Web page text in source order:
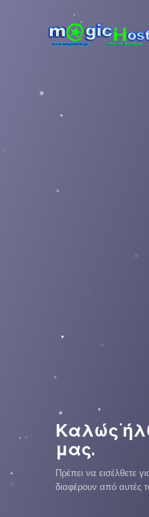
Καλώς
μας.
Πρέπει να εισέλθετε
διαφέρουν από αυτές